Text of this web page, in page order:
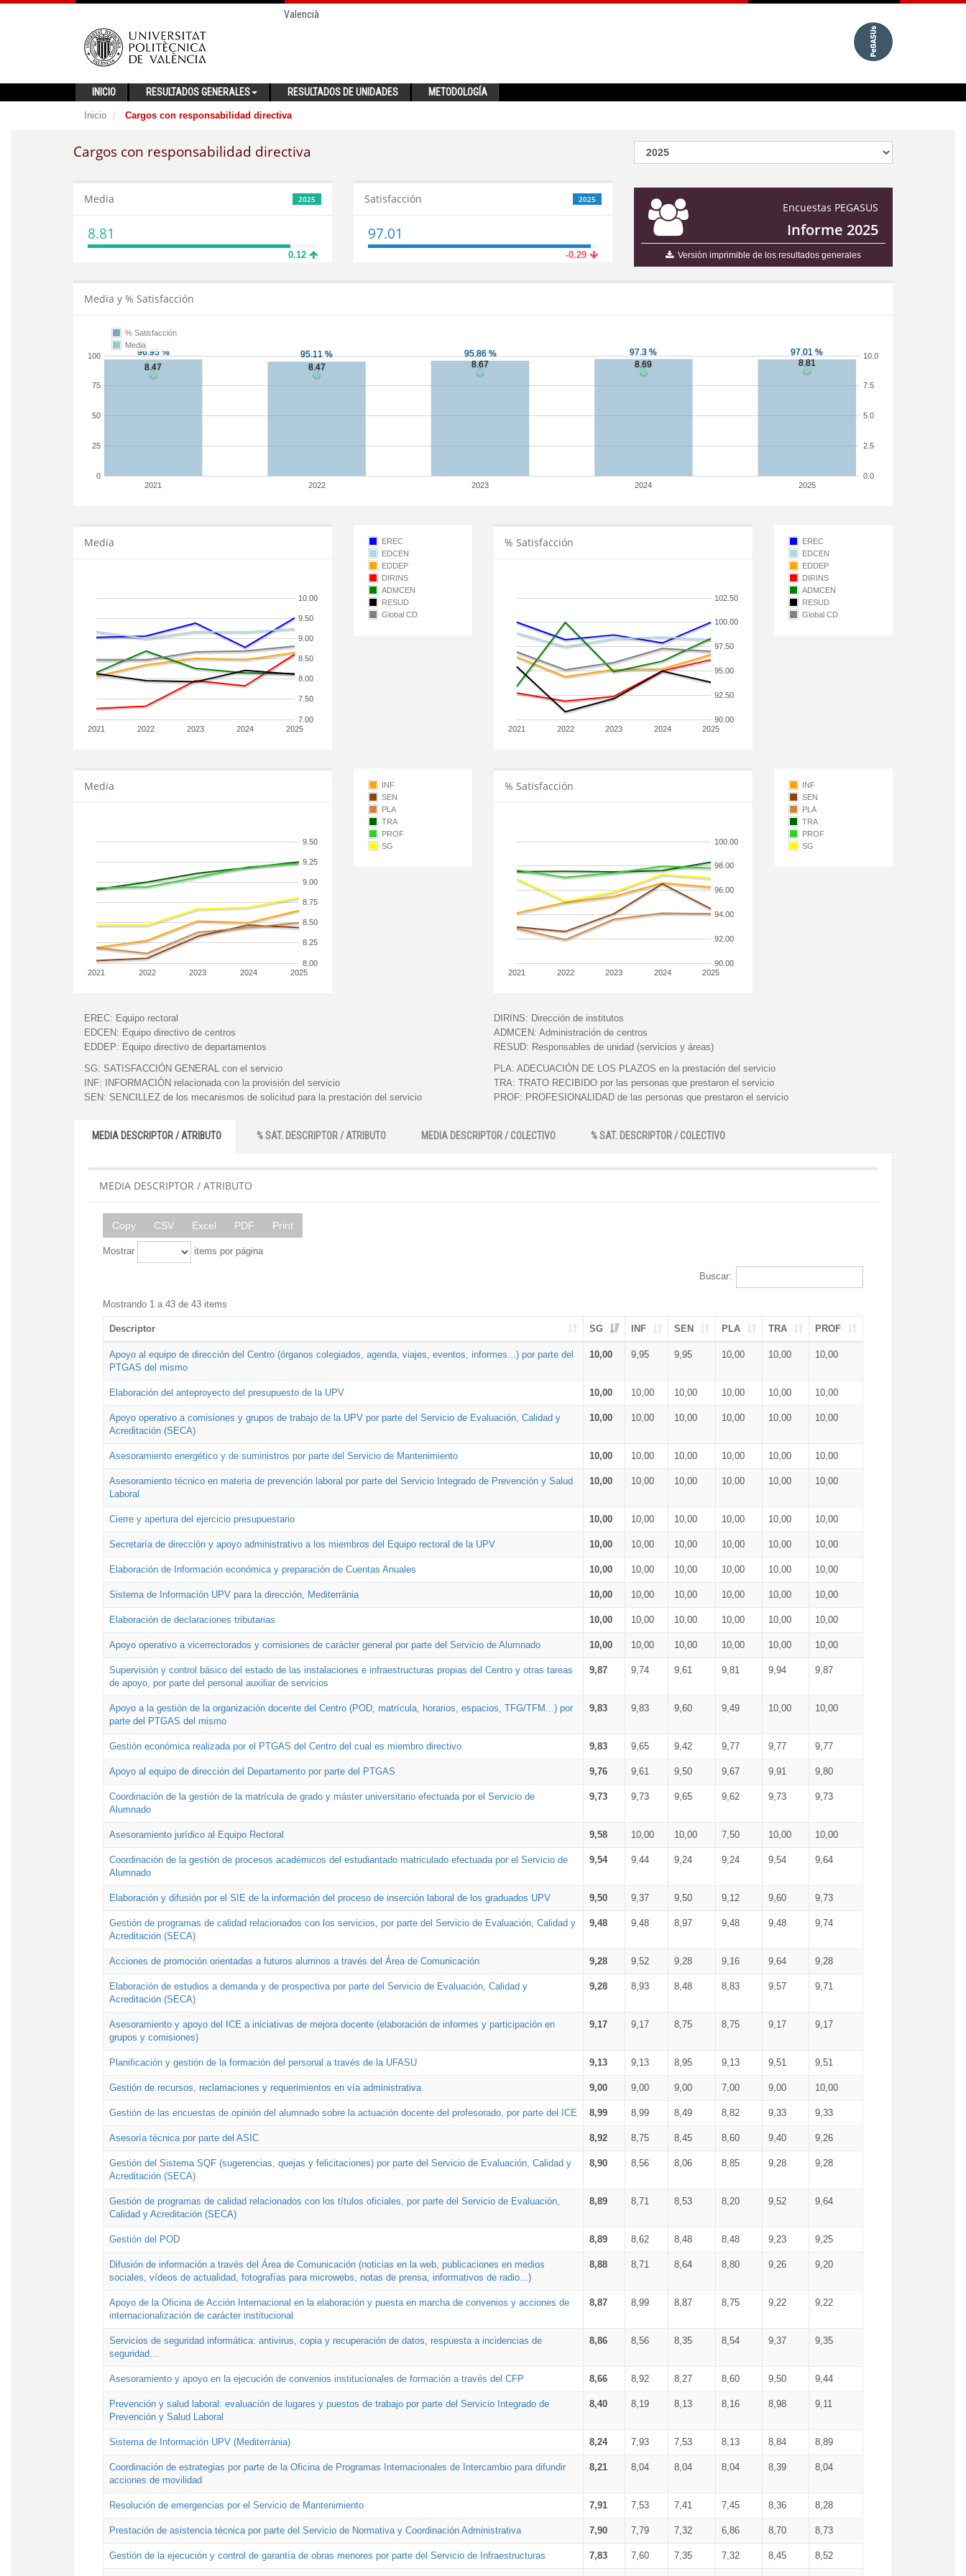
Valencià
INICIO RESULTADOS GENERALES RESULTADOS DE UNIDADES METODOLOGÍA
Inicio Cargos con responsabilidad directiva
Cargos con responsabilidad directiva
Encuestas PEGASUS
Informe 2025
Versión imprimible de los resultados generales
2025
Media
8.81
0.12
2025
Satisfacción
97.01
-0.29
Media y % Satisfacción
2021 2022 2023 2024 2025
0
25
50
75
100
0.0
2.5
5.0
7.5
10.0
% Satisfacción
Media
Media
2021 2022 2023 2024 2025
7.00
7.50
8.00
8.50
9.00
9.50
10.00
EREC
EDCEN
EDDEP
DIRINS
ADMCEN
RESUD
Global CD
% Satisfacción
2021 2022 2023 2024 2025
90.00
92.50
95.00
97.50
100.00
102.50
EREC
EDCEN
EDDEP
DIRINS
ADMCEN
RESUD
Global CD
Media
2021 2022 2023 2024 2025
8.00
8.25
8.50
8.75
9.00
9.25
9.50
INF
SEN
PLA
TRA
PROF
SG
% Satisfacción
2021 2022 2023 2024 2025
90.00
92.00
94.00
96.00
98.00
100.00
INF
SEN
PLA
TRA
PROF
SG
EREC: Equipo rectoral
EDCEN: Equipo directivo de centros
EDDEP: Equipo directivo de departamentos
DIRINS: Dirección de institutos
ADMCEN: Administración de centros
RESUD: Responsables de unidad (servicios y áreas)
SG: SATISFACCIÓN GENERAL con el servicio
INF:
INFORMACIÓN relacionada con la provisión del servicio
SEN: SENCILLEZ de los mecanismos de solicitud para la prestación del servicio
PLA: ADECUACIÓN DE LOS PLAZOS en la prestación del servicio
TRA: TRATO RECIBIDO por las personas que prestaron el servicio
PROF: PROFESIONALIDAD de las personas que prestaron el servicio
MEDIA DESCRIPTOR / ATRIBUTO % SAT. DESCRIPTOR / ATRIBUTO MEDIA DESCRIPTOR / COLECTIVO % SAT. DESCRIPTOR / COLECTIVO
MEDIA DESCRIPTOR / ATRIBUTO
Copy CSV Excel PDF Print
Mostrar items por página
Buscar:
Mostrando 1 a 43 de 43 items
Descriptor SG INF SEN PLA TRA PROF
Apoyo al equipo de dirección del Centro (órganos colegiados, agenda, viajes, eventos, informes...) por parte del
PTGAS del mismo
10,00 9,95 9,95 10,00 10,00 10,00
Elaboración del anteproyecto del presupuesto de la UPV 10,00 10,00 10,00 10,00 10,00 10,00
Apoyo operativo a comisiones y grupos de trabajo de la UPV por parte del Servicio de Evaluación, Calidad y
Acreditación (SECA)
10,00 10,00 10,00 10,00 10,00 10,00
Asesoramiento energético y de suministros por parte del Servicio de Mantenimiento 10,00 10,00 10,00 10,00 10,00 10,00
Asesoramiento técnico en materia de prevención laboral por parte del Servicio Integrado de Prevención y Salud
Laboral
10,00 10,00 10,00 10,00 10,00 10,00
Cierre y apertura del ejercicio presupuestario 10,00 10,00 10,00 10,00 10,00 10,00
Secretaría de dirección y apoyo administrativo a los miembros del Equipo rectoral de la UPV 10,00 10,00 10,00 10,00 10,00 10,00
Elaboración de Información económica y preparación de Cuentas Anuales 10,00 10,00 10,00 10,00 10,00 10,00
Sistema de Información UPV para la dirección, Mediterrània 10,00 10,00 10,00 10,00 10,00 10,00
Elaboración de declaraciones tributarias 10,00 10,00 10,00 10,00 10,00 10,00
Apoyo operativo a vicerrectorados y comisiones de carácter general por parte del Servicio de Alumnado 10,00 10,00 10,00 10,00 10,00 10,00
Supervisión y control básico del estado de las instalaciones e infraestructuras propias del Centro y otras tareas
de apoyo, por parte del personal auxiliar de servicios
9,87 9,74 9,61 9,81 9,94 9,87
Apoyo a la gestión de la organización docente del Centro (POD, matrícula, horarios, espacios, TFG/TFM...) por
parte del PTGAS del mismo
9,83 9,83 9,60 9,49 10,00 10,00
Gestión económica realizada por el PTGAS del Centro del cual es miembro directivo 9,83 9,65 9,42 9,77 9,77 9,77
Apoyo al equipo de dirección del Departamento por parte del PTGAS 9,76 9,61 9,50 9,67 9,91 9,80
Coordinación de la gestión de la matrícula de grado y máster universitario efectuada por el Servicio de
Alumnado
9,73 9,73 9,65 9,62 9,73 9,73
Asesoramiento jurídico al Equipo Rectoral 9,58 10,00 10,00 7,50 10,00 10,00
Coordinación de la gestión de procesos académicos del estudiantado matriculado efectuada por el Servicio de
Alumnado
9,54 9,44 9,24 9,24 9,54 9,64
Elaboración y difusión por el SIE de la información del proceso de inserción laboral de los graduados UPV 9,50 9,37 9,50 9,12 9,60 9,73
Gestión de programas de calidad relacionados con los servicios, por parte del Servicio de Evaluación, Calidad y
Acreditación (SECA)
9,48 9,48 8,97 9,48 9,48 9,74
Acciones de promoción orientadas a futuros alumnos a través del Área de Comunicación 9,28 9,52 9,28 9,16 9,64 9,28
Elaboración de estudios a demanda y de prospectiva por parte del Servicio de Evaluación, Calidad y
Acreditación (SECA)
9,28 8,93 8,48 8,83 9,57 9,71
Asesoramiento y apoyo del ICE a iniciativas de mejora docente (elaboración de informes y participación en
grupos y comisiones)
9,17 9,17 8,75 8,75 9,17 9,17
Planificación y gestión de la formación del personal a través de la UFASU 9,13 9,13 8,95 9,13 9,51 9,51
Gestión de recursos, reclamaciones y requerimientos en vía administrativa 9,00 9,00 9,00 7,00 9,00 10,00
Gestión de las encuestas de opinión del alumnado sobre la actuación docente del profesorado, por parte del ICE 8,99 8,99 8,49 8,82 9,33 9,33
Asesoría técnica por parte del ASIC 8,92 8,75 8,45 8,60 9,40 9,26
Gestión del Sistema SQF (sugerencias, quejas y felicitaciones) por parte del Servicio de Evaluación, Calidad y
Acreditación (SECA)
8,90 8,56 8,06 8,85 9,28 9,28
Gestión de programas de calidad relacionados con los títulos oficiales, por parte del Servicio de Evaluación,
Calidad y Acreditación (SECA)
8,89 8,71 8,53 8,20 9,52 9,64
Gestión del POD 8,89 8,62 8,48 8,48 9,23 9,25
Difusión de información a través del Área de Comunicación (noticias en la web, publicaciones en medios
sociales, vídeos de actualidad, fotografías para microwebs, notas de prensa, informativos de radio...)
8,88 8,71 8,64 8,80 9,26 9,20
Apoyo de la Oficina de Acción Internacional en la elaboración y puesta en marcha de convenios y acciones de
internacionalización de carácter institucional
8,87 8,99 8,87 8,75 9,22 9,22
Servicios de seguridad informática: antivirus, copia y recuperación de datos, respuesta a incidencias de
seguridad...
8,86 8,56 8,35 8,54 9,37 9,35
Asesoramiento y apoyo en la ejecución de convenios institucionales de formación a través del CFP 8,66 8,92 8,27 8,60 9,50 9,44
Prevención y salud laboral: evaluación de lugares y puestos de trabajo por parte del Servicio Integrado de
Prevención y Salud Laboral
8,40 8,19 8,13 8,16 8,98 9,11
Sistema de Información UPV (Mediterrània) 8,24 7,93 7,53 8,13 8,84 8,89
Coordinación de estrategias por parte de la Oficina de Programas Internacionales de Intercambio para difundir
acciones de movilidad
8,21 8,04 8,04 8,04 8,39 8,04
Resolución de emergencias por el Servicio de Mantenimiento 7,91 7,53 7,41 7,45 8,36 8,28
Prestación de asistencia técnica por parte del Servicio de Normativa y Coordinación Administrativa 7,90 7,79 7,32 6,86 8,70 8,73
Gestión de la ejecución y control de garantía de obras menores por parte del Servicio de Infraestructuras 7,83 7,60 7,35 7,32 8,45 8,52